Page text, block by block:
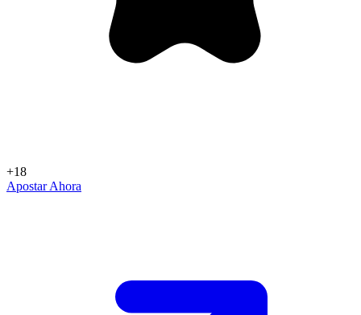
+18
Apostar Ahora